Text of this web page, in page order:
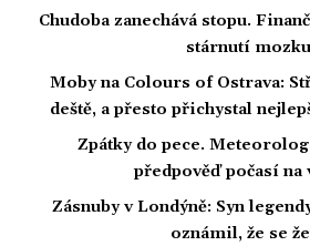
Chudoba zanechává stopu.
stárnutí mozku
Moby na Colours of Ostrava:
deště, a přesto přichystal
Zpátky do pece.
předpověď počasí na
Zásnuby v Londýně: Syn
oznámil, že se